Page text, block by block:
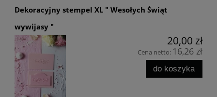
Dekoracyjny stempel XL " Wesołych Świąt
wywijasy "
20,00 zł
Cena netto: 16,26 zł
do koszyka